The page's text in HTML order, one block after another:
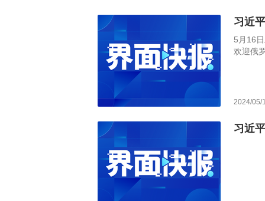
习近
5月16
欢迎俄
2024/05/
习近